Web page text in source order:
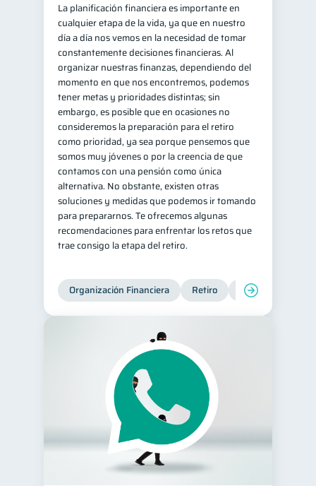
La planificación financiera es importante en
cualquier etapa de la vida, ya que en nuestro
día a día nos vemos en la necesidad de tomar
constantemente decisiones financieras. Al
organizar nuestras finanzas, dependiendo del
momento en que nos encontremos, podemos
tener metas y prioridades distintas; sin
embargo, es posible que en ocasiones no
consideremos la preparación para el retiro
como prioridad, ya sea porque pensemos que
somos muy jóvenes o por la creencia de que
contamos con una pensión como única
alternativa. No obstante, existen otras
soluciones y medidas que podemos ir tomando
para prepararnos. Te ofrecemos algunas
recomendaciones para enfrentar los retos que
trae consigo la etapa del retiro.
Organización Financiera Retiro Cuenta